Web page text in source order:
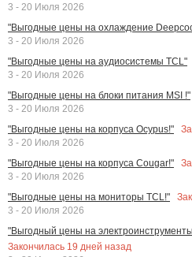
3 - 20 Июля 2026
"Выгодные цены на охлаждение
3 - 20 Июля 2026
"Выгодные цены на аудиосистемы TCL"
3 - 20 Июля 2026
"Выгодные цены на блоки питания MSI !"
3 - 20 Июля 2026
"Выгодные цены на корпуса Ocypus!"
3 - 20 Июля 2026
"Выгодные цены на корпуса Cougar!"
3 - 20 Июля 2026
"Выгодные цены на мониторы TCL!"
3 - 20 Июля 2026
"Выгодный цены на
Закончилась 19 дней назад